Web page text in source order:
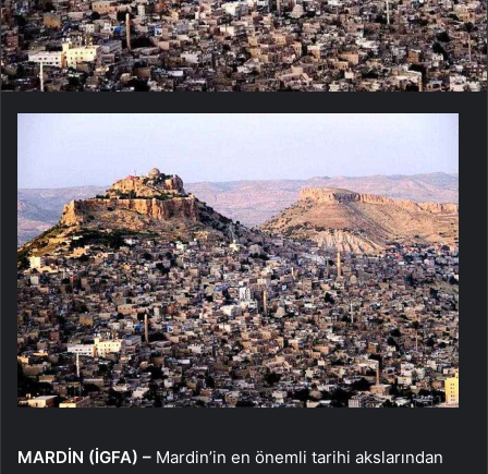
MARDİN (İGFA) – Mardin’in en önemli tarihi akslarından